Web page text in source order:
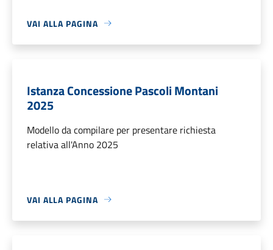
VAI ALLA PAGINA
Istanza Concessione Pascoli Montani
2025
Modello da compilare per presentare richiesta
relativa all'Anno 2025
VAI ALLA PAGINA